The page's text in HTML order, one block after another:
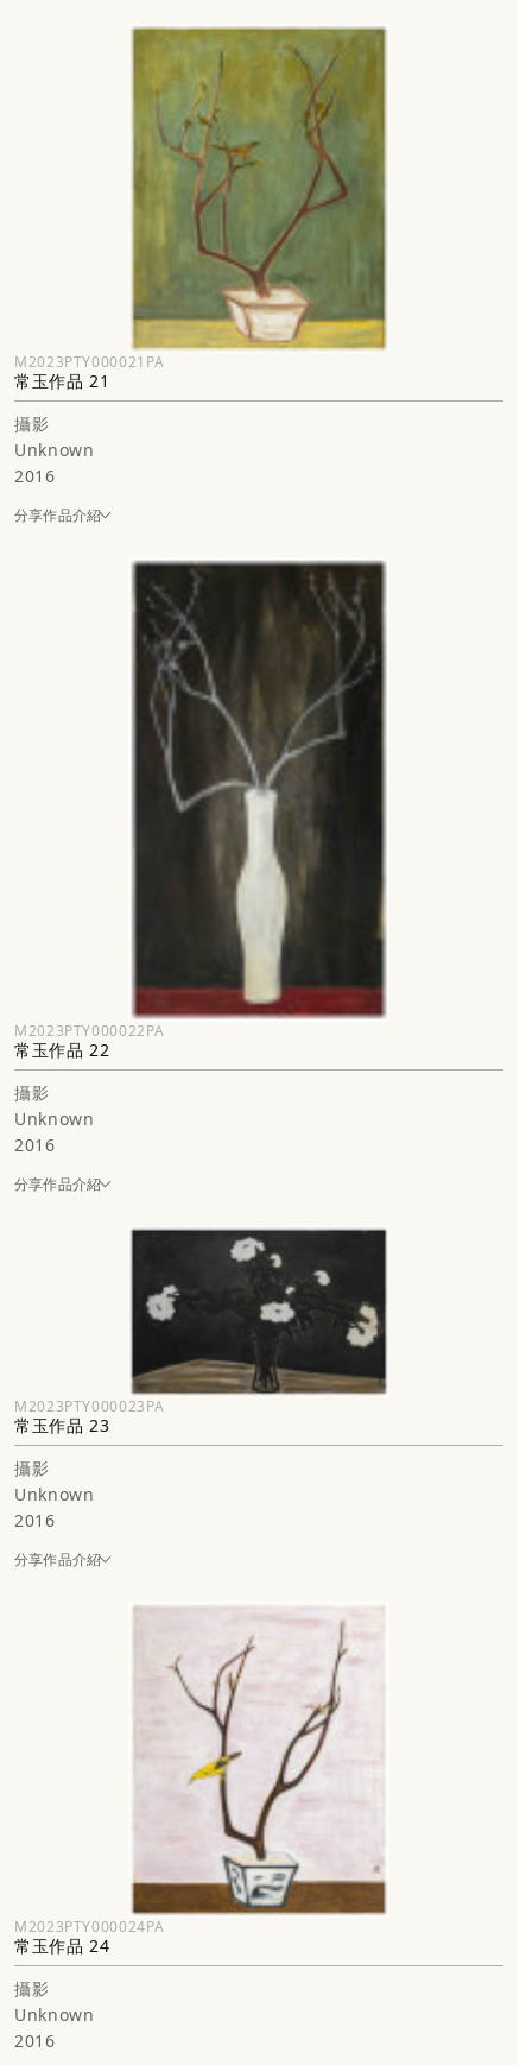
M2023PTY000021PA
常玉作品 21
攝影
Unknown
2016
分享作品介紹
M2023PTY000022PA
常玉作品 22
攝影
Unknown
2016
分享作品介紹
M2023PTY000023PA
常玉作品 23
攝影
Unknown
2016
分享作品介紹
M2023PTY000024PA
常玉作品 24
攝影
Unknown
2016